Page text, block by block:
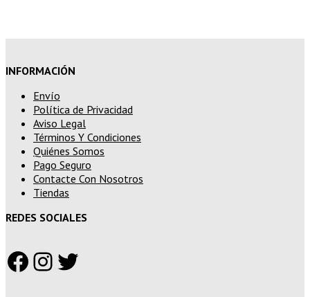
INFORMACIÓN
Envío
Política de Privacidad
Aviso Legal
Términos Y Condiciones
Quiénes Somos
Pago Seguro
Contacte Con Nosotros
Tiendas
REDES SOCIALES
Facebook
Instagram
Twitter